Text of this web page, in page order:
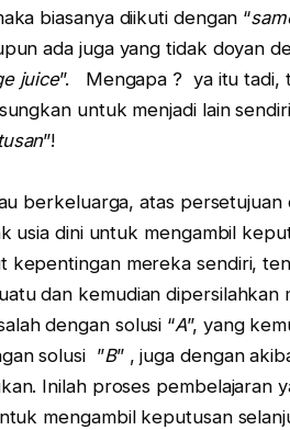
biasanya diikuti dengan “
ada juga yang tidak doyan
juice”. Mengapa ? ya itu tadi,
untuk menjadi lain
”!
berkeluarga, atas
usia dini untuk mengambil
kepentingan mereka sendiri,
dan kemudian dipersilahkan
dengan solusi “A”, yang
solusi ”B” , juga dengan
Inilah proses pembelajaran
mengambil keputusan